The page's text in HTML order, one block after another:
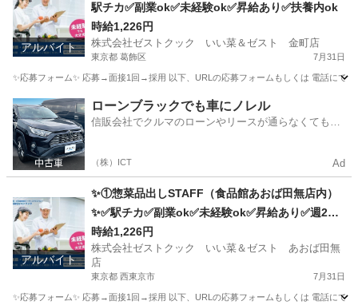
アルバイト
駅チカ✅副業ok✅未経験ok✅昇給あり✅扶養内ok
時給1,226円
株式会社ゼストクック いい菜＆ゼスト 金町店
東京都 葛飾区 7月31日
✨応募フォーム✨ 応募→面接1回→採用 以下、URLの応募フォームもしくは 電話にて
東京 葛飾区 キッチン スタッフ
ローンブラックでも車にノレル
信販会社でクルマのローンやリースが通らなくてもク
（株）ICT Ad
アルバイト
✨①惣菜品出しSTAFF（食品館あおば田無店内）
✨✅駅チカ✅副業ok✅未経験ok✅昇給あり✅週2～
ok✅扶養内ok
時給1,226円
株式会社ゼストクック いい菜＆ゼスト あおば田無
店
東京都 西東京市 7月31日
✨応募フォーム✨ 応募→面接1回→採用 以下、URLの応募フォームもしくは 電話にて